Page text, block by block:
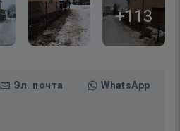
+113
Эл. почта WhatsApp